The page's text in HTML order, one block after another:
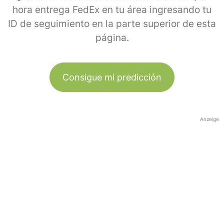
hora entrega FedEx en tu área ingresando tu
ID de seguimiento en la parte superior de esta
página.
Consigue mi predicción
Anzeige